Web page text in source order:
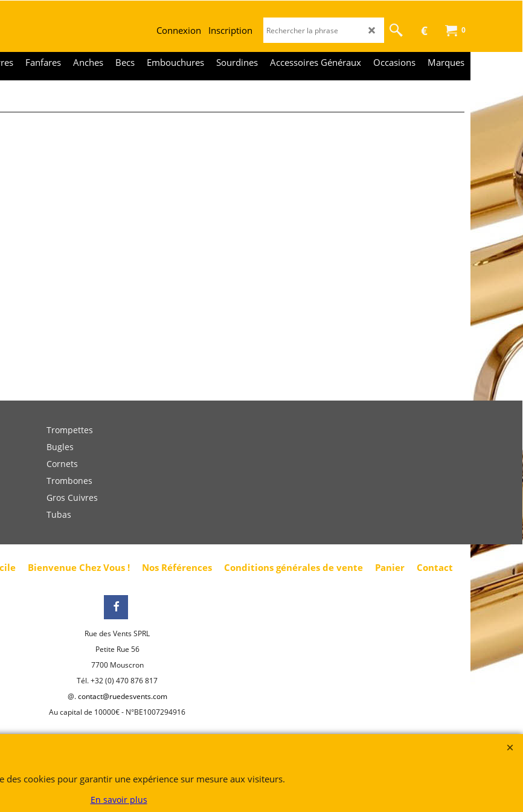
0
€
Connexion Inscription
Fanfares Anches Becs Embouchures Sourdines Accessoires Généraux Occasions Marques
Trompettes
Bugles
Cornets
Trombones
Gros Cuivres
Tubas
Bienvenue Chez Vous ! Nos Références Conditions générales de vente Panier Contact
Rue des Vents SPRL
Petite Rue 56
7700 Mouscron
Tél. +32 (0) 470 876 817
@.contact@ruedesvents.com
Au capital de 10000€ - N°BE1007294916
des cookies pour garantir une expérience sur mesure aux visiteurs.
En savoir plus